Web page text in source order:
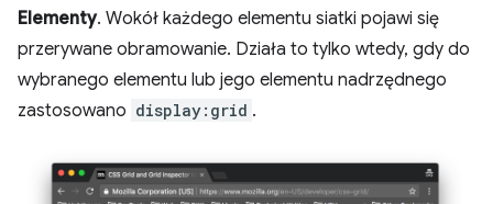
Elementy. Wokół każdego elementu siatki pojawi się
przerywane obramowanie. Działa to tylko wtedy, gdy do
wybranego elementu lub jego elementu nadrzędnego
zastosowano display:grid .